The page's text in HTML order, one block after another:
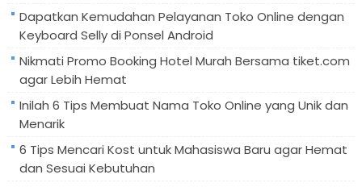
Dapatkan Kemudahan Pelayanan Toko Online dengan
Keyboard Selly di Ponsel Android
Nikmati Promo Booking Hotel Murah Bersama tiket.com
agar Lebih Hemat
Inilah 6 Tips Membuat Nama Toko Online yang Unik dan
Menarik
6 Tips Mencari Kost untuk Mahasiswa Baru agar Hemat
dan Sesuai Kebutuhan